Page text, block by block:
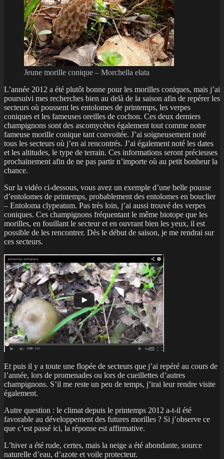
Jeune morille conique – Morchella elata
L’année 2012 a été plutôt bonne pour les morilles coniques, mais j’ai
poursuivi mes recherches bien au delà de la saison afin de repérer les
secteurs où poussent les entolomes de printemps, les verpes
coniques et les fameuses oreilles de cochon. Ces deux derniers
champignons sont des ascomycètes également tout comme notre
fameuse morille conique tant convoitée. J’ai soigneusement noté
tous les secteurs où j’en ai rencontrés. J’ai également noté les dates
et les altitudes, le type de terrain. Ces informations seront précieuses
prochainement afin de ne pas partir n’importe où au petit bonheur la
chance.
Sur la vidéo ci-dessous, vous avez un exemple d’une belle pousse
d’entolomes de printemps, probablement des entolomes en bouclier
– Entoloma clypeatum. Pas très loin, j’ai aussi trouvé des verpes
coniques. Ces champignons fréquentant le même biotope que les
morilles, en fouillant le secteur et en ouvrant bien les yeux, il est
possible de les rencontrer. Dès le début de saison, je me rendrai sur
ces secteurs.
Et puis il y a toute une flopée de secteurs que j’ai repéré au cours de
l’année, lors de promenades ou lors de cueillettes d’autres
champignons. S’il me reste un peu de temps, j’irai leur rendre visite
également.
Autre question : le climat depuis le printemps 2012 a-t-il été
favorable au développement des futures morilles ? Si j’observe ce
que c’est passé ici, la réponse est affirmative.
L’hiver a été rude, certes, mais la neige a été abondante, source
naturelle d’eau, d’azote et voile protecteur.